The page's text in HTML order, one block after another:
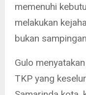
memenuhi
melakukan
bukan
Gulo
TKP yang